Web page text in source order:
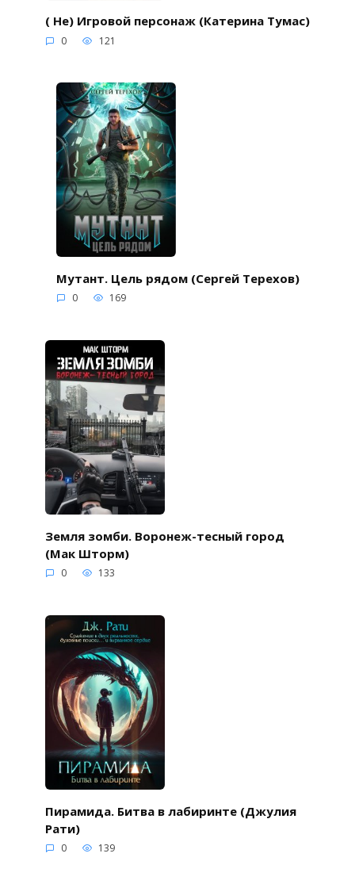
( Не) Игровой персонаж (Катерина Тумас)
0 121
Мутант. Цель рядом (Сергей Терехов)
0 169
Земля зомби. Воронеж-тесный город
(Мак Шторм)
0 133
Пирамида. Битва в лабиринте (Джулия
Рати)
0 139